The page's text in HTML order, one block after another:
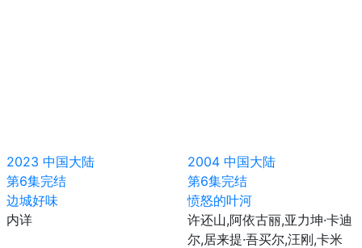
2023 中国大陆
第6集完结
边城好味
内详
2004 中国大陆
第6集完结
愤怒的叶河
许还山,阿依古丽,亚力坤·卡迪
尔,居来提·吾买尔,汪刚,卡米